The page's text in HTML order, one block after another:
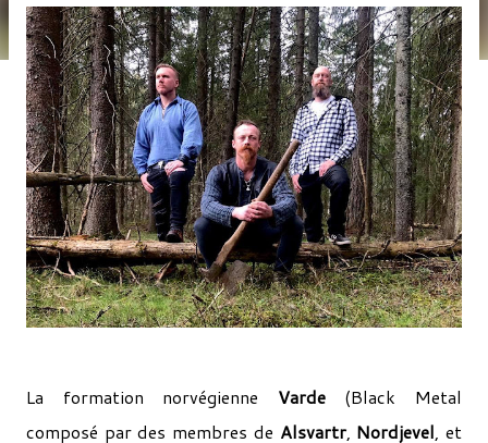
La formation norvégienne Varde(Black Metal
composé par des membres de Alsvartr, Nordjevel, et